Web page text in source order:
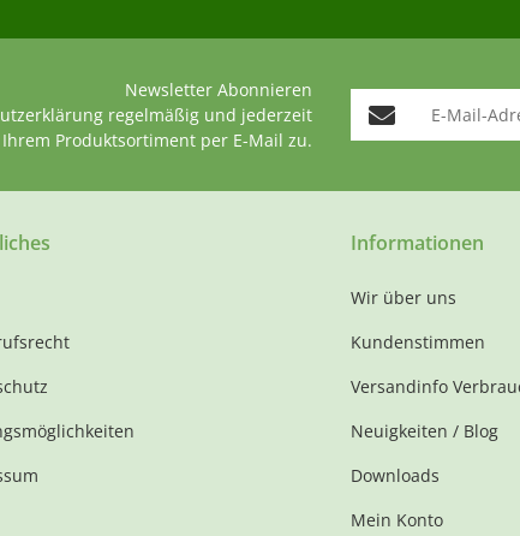
Newsletter Abonnieren
regelmäßig und jederzeit
Produktsortiment per E-Mail zu.
E-Mail-Adresse
Informationen
Wir über uns
Kundenstimmen
Versandinfo
Neuigkeiten / Blog
Downloads
Mein Konto